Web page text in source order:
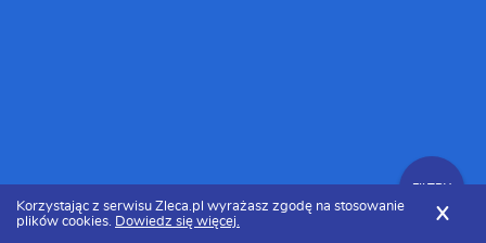
FILTRY
Korzystając z serwisu Zleca.pl wyrażasz zgodę na stosowanie
plików cookies. Dowiedz się więcej. X